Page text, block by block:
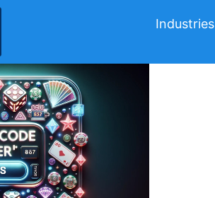
Industries